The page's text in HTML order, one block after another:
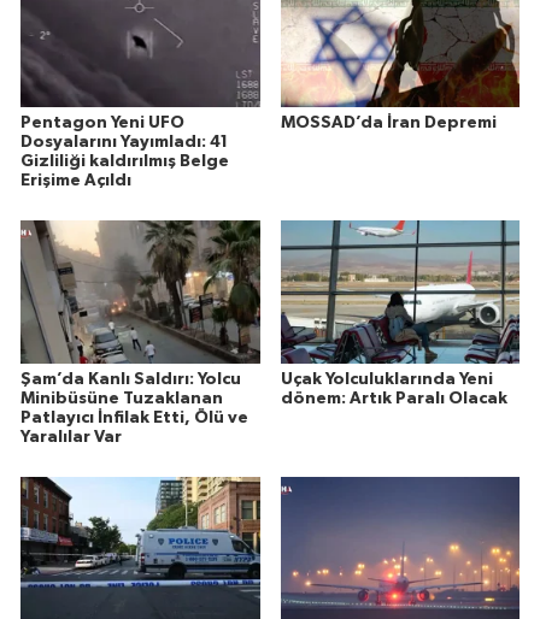
Pentagon Yeni UFO
Dosyalarını Yayımladı: 41
Gizliliği kaldırılmış Belge
Erişime Açıldı
MOSSAD’da İran Depremi
Şam’da Kanlı Saldırı: Yolcu
Minibüsüne Tuzaklanan
Patlayıcı İnfilak Etti, Ölü ve
Yaralılar Var
Uçak Yolculuklarında Yeni
dönem: Artık Paralı Olacak